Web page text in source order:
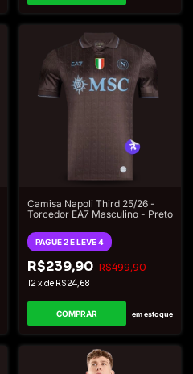
Camisa Napoli Third 25/26 -
Torcedor EA7 Masculino - Preto
PAGUE 2 E LEVE 4
R$239,90 R$499,90
12 xde R$24,68
COMPRAR em estoque